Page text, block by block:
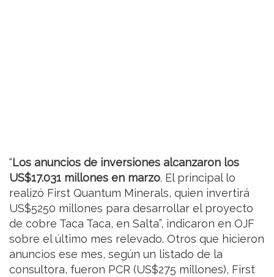
“Los anuncios de inversiones alcanzaron los
US$17.031 millones en marzo. El principal lo
realizó First Quantum Minerals, quien invertirá
US$5250 millones para desarrollar el proyecto
de cobre Taca Taca, en Salta”, indicaron en OJF
sobre el último mes relevado. Otros que hicieron
anuncios ese mes, según un listado de la
consultora, fueron PCR (US$275 millones), First